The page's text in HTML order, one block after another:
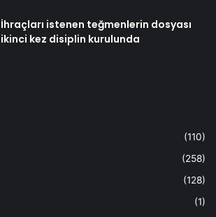
İhraçları istenen teğmenlerin dosyası
ikinci kez disiplin kurulunda
(110)
(258)
(128)
(1)